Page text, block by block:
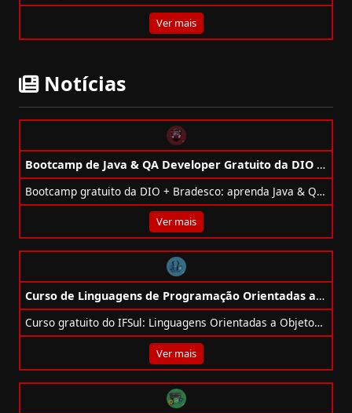
Ver mais
Notícias
Bootcamp de Java & QA Developer Gratuito da DIO + Bradesco
Bootcamp gratuito da DIO + Bradesco: aprenda Java & QA Developer com 53h, projetos práticos, APIs REST, JUnit, Mockito e BDD.
Ver mais
Curso de Linguagens de Programação Orientadas a Objetos Gratuito da Ifsul
Curso gratuito do IFSul: Linguagens Orientadas a Objetos com Java, JavaScript e Python. 40h de carga horária, nível intermediário.
Ver mais